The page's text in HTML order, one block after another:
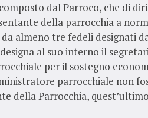
composto dal Parroco, che di
della parrocchia a
almeno tre fedeli designati
al suo interno il
per il sostegno
parrocchiale non
della Parrocchia,